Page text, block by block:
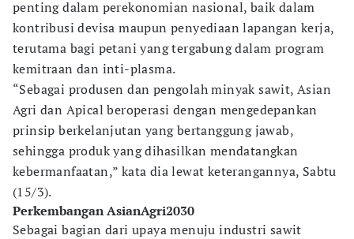
penting dalam perekonomian nasional, baik dalam
kontribusi devisa maupun penyediaan lapangan kerja,
terutama bagi petani yang tergabung dalam program
kemitraan dan inti-plasma.
“Sebagai produsen dan pengolah minyak sawit, Asian
Agri dan Apical beroperasi dengan mengedepankan
prinsip berkelanjutan yang bertanggung jawab,
sehingga produk yang dihasilkan mendatangkan
kebermanfaatan,” kata dia lewat keterangannya, Sabtu
(15/3).
Perkembangan AsianAgri2030
Sebagai bagian dari upaya menuju industri sawit